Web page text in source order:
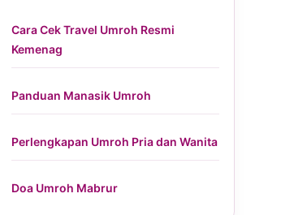
Cara Cek Travel Umroh Resmi
Kemenag
Panduan Manasik Umroh
Perlengkapan Umroh Pria dan Wanita
Doa Umroh Mabrur